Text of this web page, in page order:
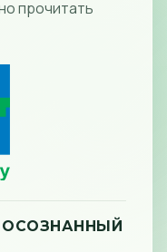
прочитать
ОСОЗНАННЫЙ